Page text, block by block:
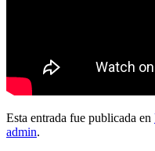
Esta entrada fue publicada en
admin.